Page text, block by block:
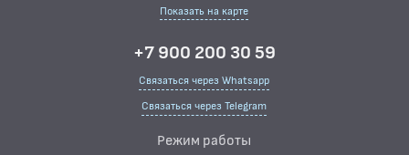
Показать на карте
+7 900 200 30 59
Связаться через Whatsapp
Связаться через Telegram
Режим работы